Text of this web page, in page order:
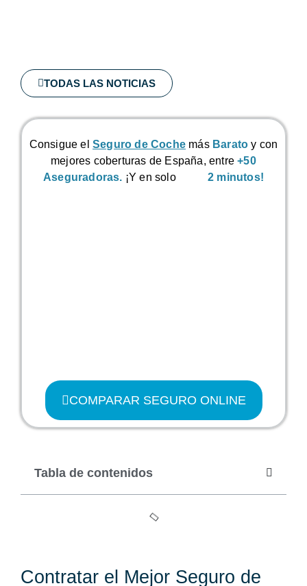
Contratar el Mejor Seguro de
TODAS LAS NOTICIAS
Consigue el Seguro de Coche más Barato y con
mejores coberturas de España, entre+50
Aseguradoras. ¡Y en solo 2 minutos!
COMPARAR SEGURO ONLINE
Tabla de contenidos